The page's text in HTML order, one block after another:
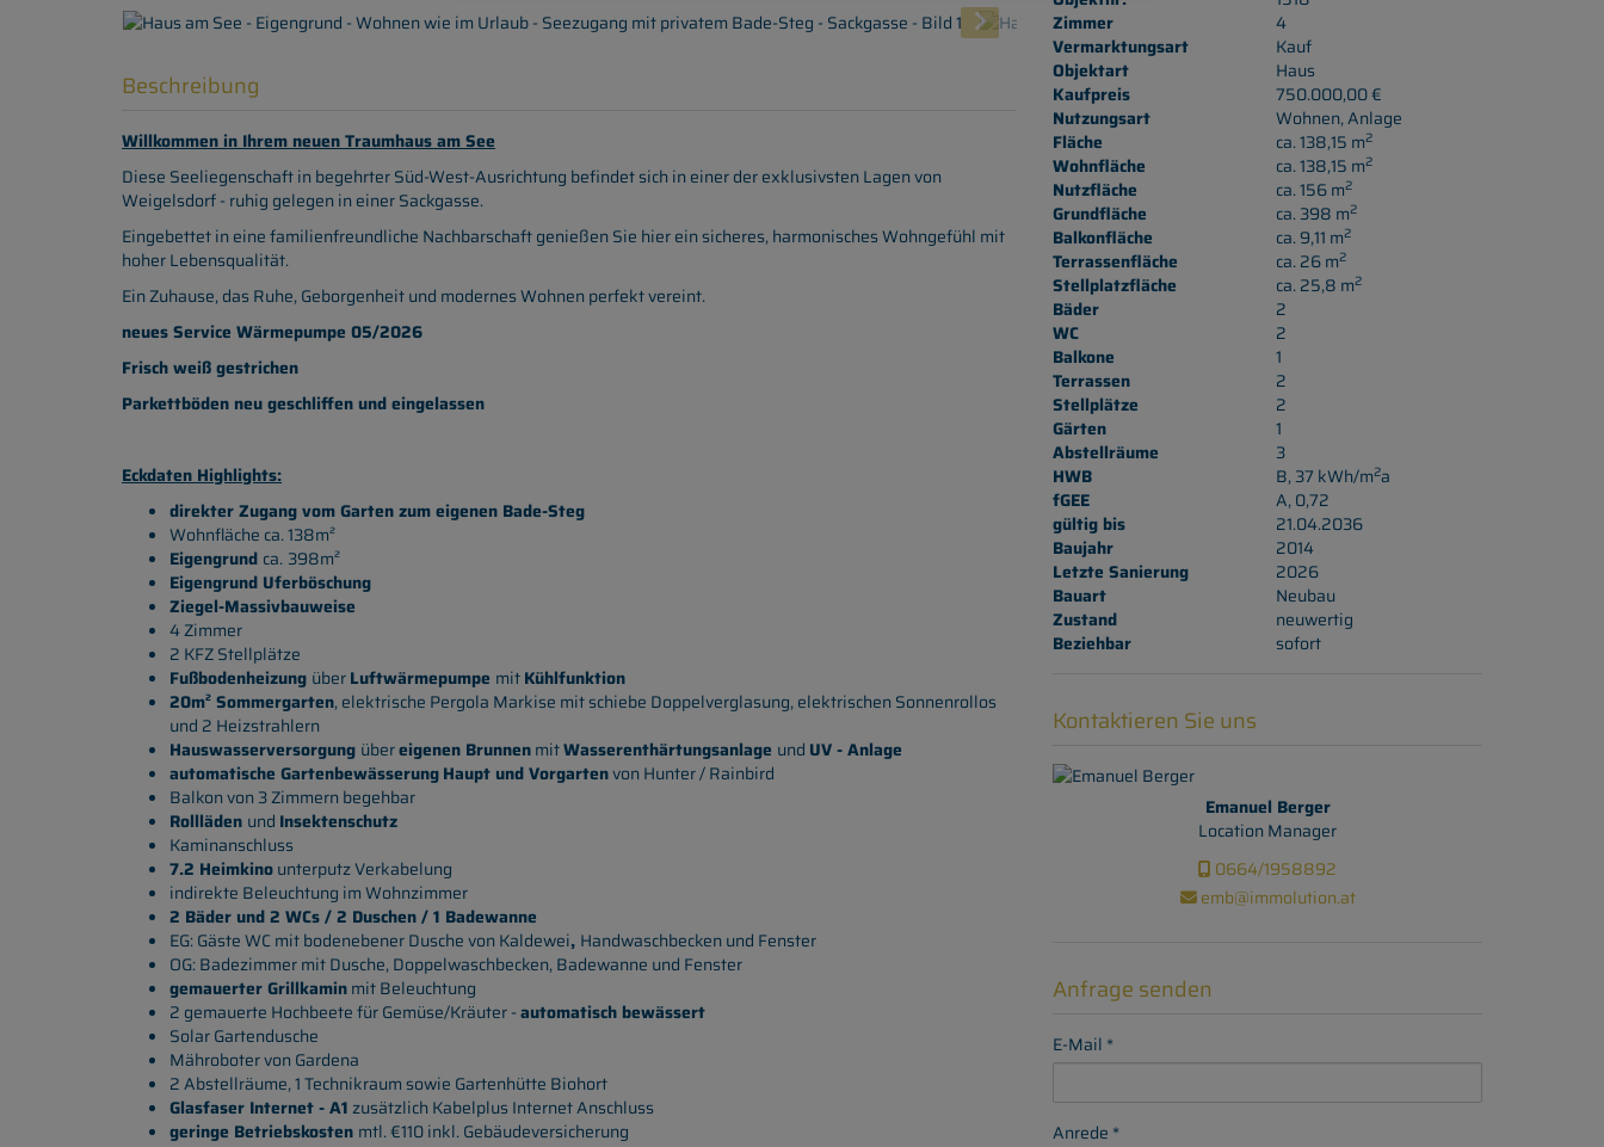
Beschreibung
Willkommen in Ihrem neuen Traumhaus am See
Diese Seeliegenschaft in begehrter Süd-West-Ausrichtung befindet sich in einer der exklusivsten Lagen von
Weigelsdorf - ruhig gelegen in einer Sackgasse.
Eingebettet in eine familienfreundliche Nachbarschaft genießen Sie hier ein sicheres, harmonisches Wohngefühl mit
hoher Lebensqualität.
Ein Zuhause, das Ruhe, Geborgenheit und modernes Wohnen perfekt vereint.
neues Service Wärmepumpe 05/2026
Frisch weiß gestrichen
Parkettböden neu geschliffen und eingelassen
Eckdaten Highlights:
direkter Zugang vom Garten zum eigenen Bade-Steg
Wohnfläche ca. 138m²
Eigengrund ca. 398m²
Eigengrund Uferböschung
Ziegel-Massivbauweise
4 Zimmer
2 KFZ Stellplätze
Fußbodenheizung überLuftwärmepumpe mitKühlfunktion
20m² Sommergarten, elektrische Pergola Markise mit schiebe Doppelverglasung, elektrischen Sonnenrollos
und 2 Heizstrahlern
Hauswasserversorgung übereigenen BrunnenmitWasserenthärtungsanlage und UV - Anlage
automatische GartenbewässerungHaupt und Vorgartenvon Hunter / Rainbird
Balkon von 3 Zimmern begehbar
Rollläden und Insektenschutz
Kaminanschluss
7.2 Heimkinounterputz Verkabelung
indirekte Beleuchtung im Wohnzimmer
2 Bäder und 2 WCs / 2 Duschen / 1 Badewanne
EG: Gäste WC mit bodenebener Dusche von Kaldewei, Handwaschbecken und Fenster
OG: Badezimmer mit Dusche, Doppelwaschbecken, Badewanne und Fenster
gemauerter Grillkaminmit Beleuchtung
2 gemauerte Hochbeete für Gemüse/Kräuter -automatisch bewässert
Solar Gartendusche
Mähroboter von Gardena
2 Abstellräume, 1 Technikraum sowie Gartenhütte Biohort
Glasfaser Internet - A1zusätzlich Kabelplus Internet Anschluss
geringe Betriebskosten mtl. €110 inkl. Gebäudeversicherung
Zimmer
4
Vermarktungsart
Kauf
Objektart
Haus
Kaufpreis
750.000,00 €
Nutzungsart
Wohnen Anlage
Fläche
ca. 138,15 m2
Wohnfläche ca. 138,15 m2
Nutzfläche ca. 156 m2
Grundfläche ca. 398 m2
Balkonfläche ca. 9,11 m2
Terrassenfläche ca. 26 m2
Stellplatzfläche ca. 25,8 m2
Bäder
2
WC
2
Balkone
1
Terrassen
2
Stellplätze
2
Gärten
1
Abstellräume
3
HWB
B, 37 kWh/m2a
fGEE
A, 0,72
gültig bis
21.04.2036
Baujahr
2014
Letzte Sanierung
2026
Bauart
Neubau
Zustand
neuwertig
Beziehbar
sofort
Kontaktieren Sie uns
Emanuel Berger
Location Manager
0664/1958892
emb@immolution.at
Anfrage senden
E-Mail
Anrede